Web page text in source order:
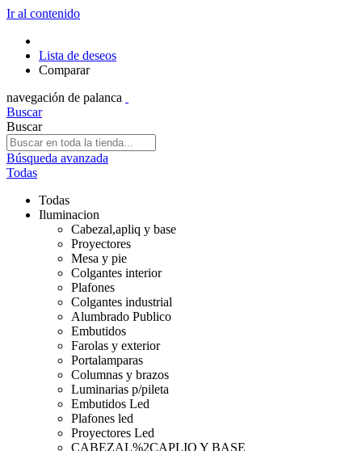
Ir al contenido
Lista de deseos
Comparar
navegación de palanca
Buscar
Buscar
Búsqueda avanzada
Todas
Todas
Iluminacion
Cabezal,apliq y base
Proyectores
Mesa y pie
Colgantes interior
Plafones
Colgantes industrial
Alumbrado Publico
Embutidos
Farolas y exterior
Portalamparas
Columnas y brazos
Luminarias p/pileta
Embutidos Led
Plafones led
Proyectores Led
CABEZAL%2CAPLIQ Y BASE